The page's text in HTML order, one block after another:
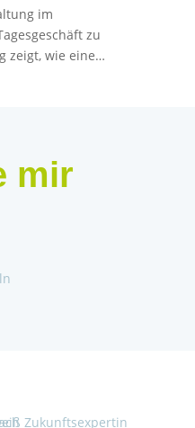
im
zu
zeigt, wie eine…
mir